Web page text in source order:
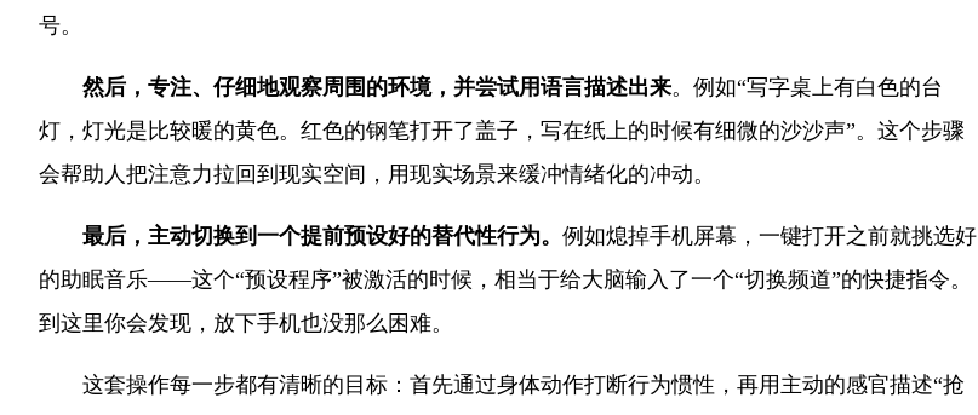
号。
然后，专注、仔细地观察周围的环境，并尝试用语言描述出来。例如“写字桌上有白色的台
灯，灯光是比较暖的黄色。红色的钢笔打开了盖子，写在纸上的时候有细微的沙沙声”。这个步骤
会帮助人把注意力拉回到现实空间，用现实场景来缓冲情绪化的冲动。
最后，主动切换到一个提前预设好的替代性行为。 例如熄掉手机屏幕，一键打开之前就挑选好
的助眠音乐——这个“预设程序”被激活的时候，相当于给大脑输入了一个“切换频道”的快捷指令。
到这里你会发现，放下手机也没那么困难。
这套操作每一步都有清晰的目标：首先通过身体动作打断行为惯性，再用主动的感官描述“抢